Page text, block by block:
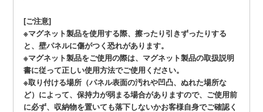
[ご注意]
※マグネット製品を使用する際、擦ったり引きずったりする
と、壁パネルに傷がつく恐れがあります。
※マグネット製品をご使用の際は、マグネット製品の取扱説明
書に従って正しい使用方法でご使用ください。
※取り付ける場所（パネル表面の汚れや凹凸、ぬれた場所な
ど）によって、保持力が弱まる場合がありますので、ご使用前
に必ず、収納物を置いても落下しないかお客様自身でご確認く